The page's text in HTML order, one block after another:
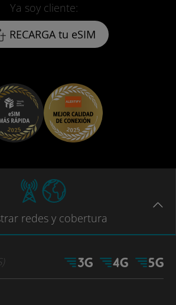
Ya soy cliente:
RECARGA tu eSIM
redes y cobertura